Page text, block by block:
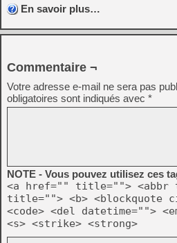
En savoir plus…
Commentaire ¬
Votre adresse e-mail ne sera pas
obligatoires sont indiqués avec *
NOTE - Vous pouvez utilisez ces
<a href="" title=""> <abbr
title=""> <b> <blockquote
<code> <del datetime="">
<s> <strike> <strong>